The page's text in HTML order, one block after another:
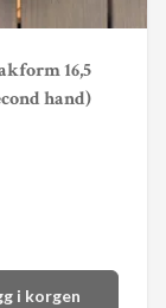
16,5
hand)
i korgen